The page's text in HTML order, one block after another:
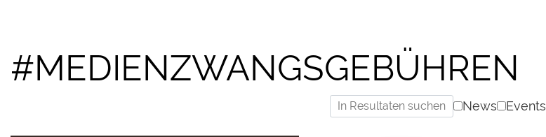
#MEDIENZWANGSGEBÜHREN
News Events